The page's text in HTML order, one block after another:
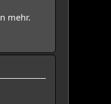
mehr.